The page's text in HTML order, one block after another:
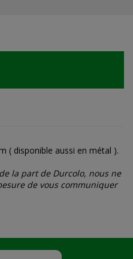
( disponible aussi en métal ).
la part de Durcolo, nous ne
de vous communiquer